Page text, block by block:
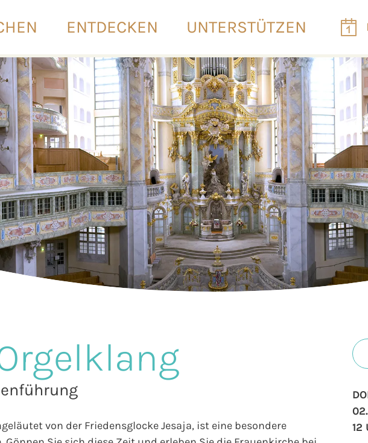
ENTDECKEN UNTERSTÜTZEN
von der Friedensglocke Jesaja, ist eine besondere
12